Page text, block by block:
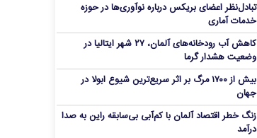
تبادل‌نظر اعضای بریکس درباره نوآوری‌ها در حوزه
خدمات آماری
کاهش آب رودخانه‌های آلمان، ۲۷ شهر ایتالیا در
وضعیت هشدار گرما
بیش از ۱۷۰۰ مرگ بر اثر سریع‌ترین شیوع ابولا در
جهان
زنگ خطر اقتصاد آلمان با کم‌آبی بی‌سابقه راین به صدا
درآمد